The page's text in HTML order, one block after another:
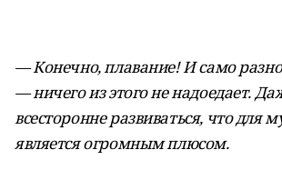
— Конечно, плавание! И само
— ничего из этого не надоедает.
всесторонне развиваться, что для
является огромным плюсом.